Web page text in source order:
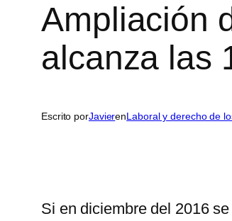
Ampliación
alcanza las
Escrito porJavierenLaboral y derecho de
Si en diciembre del 2016